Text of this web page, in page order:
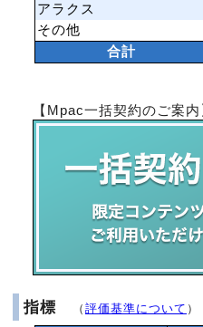
アラクス
その他
合計
【Mpac一括契約のご案内
指標 （ 評価基準について ）